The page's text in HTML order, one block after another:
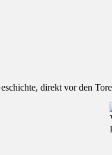
direkt vor den